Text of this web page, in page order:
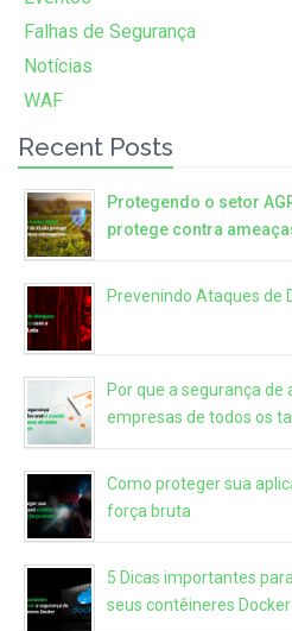
Falhas de Segurança
Notícias
WAF
Recent Posts
Protegendo o setor
protege contra
Prevenindo Ataques de
Por que a segurança
empresas de todos os
Como proteger sua
força bruta
5 Dicas importantes
seus contêineres Docker